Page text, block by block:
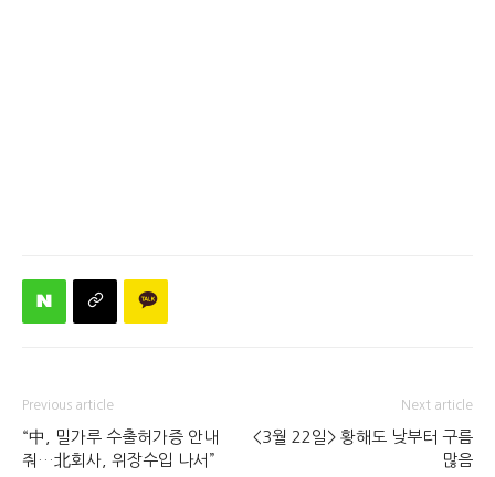
Previous article
“中, 밀가루 수출허가증 안내
줘…北회사, 위장수입 나서”
Next article
<3월 22일> 황해도 낮부터 구름
많음